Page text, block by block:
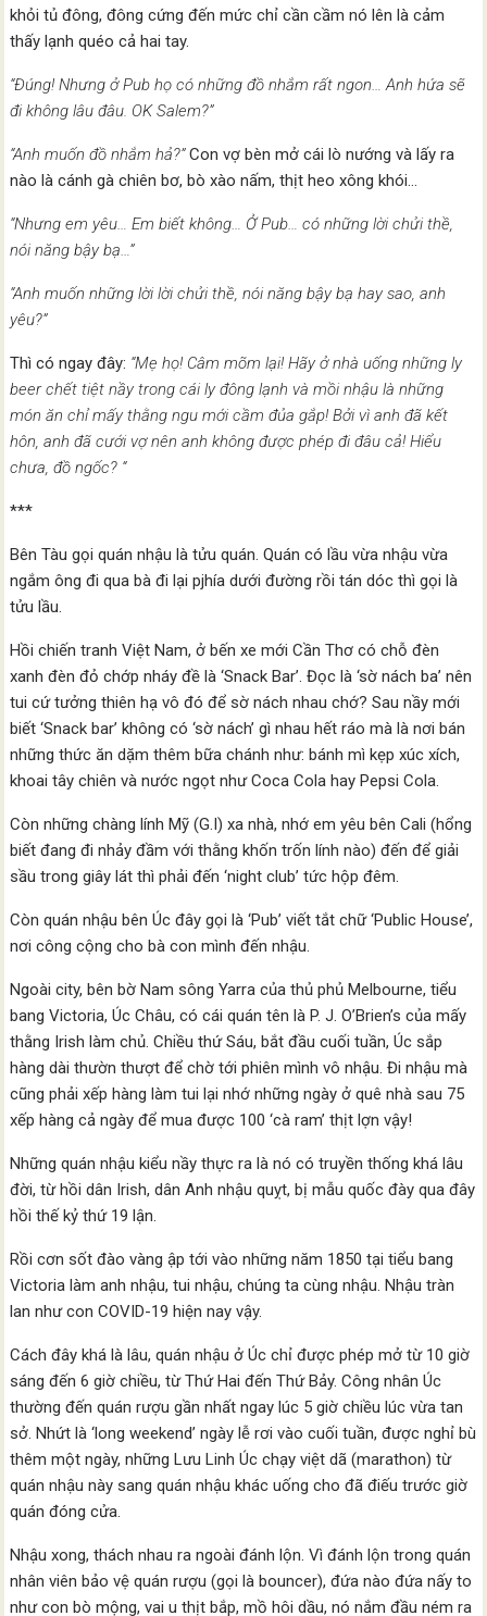
khỏi tủ đông, đông cứng đến mức chỉ cần cầm nó lên là cảm
thấy lạnh quéo cả hai tay.
“Đúng! Nhưng ở Pub họ có những đồ nhắm rất ngon… Anh hứa sẽ
đi không lâu đâu. OK Salem?”
“Anh muốn đồ nhắm hả?”Con vợ bèn mở cái lò nướng và lấy ra
nào là cánh gà chiên bơ, bò xào nấm, thịt heo xông khói…
“Nhưng em yêu… Em biết không… Ở Pub… có những lời chửi thề,
nói năng bậy bạ…”
“Anh muốn những lời lời chửi thề, nói năng bậy bạ hay sao, anh
yêu?”
Thì có ngay đây: “Mẹ họ! Câm mõm lại! Hãy ở nhà uống những ly
beer chết tiệt nầy trong cái ly đông lạnh và mồi nhậu là những
món ăn chỉ mấy thằng ngu mới cầm đủa gắp! Bởi vì anh đã kết
hôn, anh đã cưới vợ nên anh không được phép đi đâu cả! Hiểu
chưa, đồ ngốc? “
***
Bên Tàu gọi quán nhậu là tửu quán. Quán có lầu vừa nhậu vừa
ngắm ông đi qua bà đi lại pjhía dưới đường rồi tán dóc thì gọi là
tửu lầu.
Hồi chiến tranh Việt Nam, ở bến xe mới Cần Thơ có chỗ đèn
xanh đèn đỏ chớp nháy đề là ‘Snack Bar’. Đọc là ‘sờ nách ba’ nên
tui cứ tưởng thiên hạ vô đó để sờ nách nhau chớ? Sau nầy mới
biết ‘Snack bar’ không có ‘sờ nách’ gì nhau hết ráo mà là nơi bán
những thức ăn dặm thêm bữa chánh như: bánh mì kẹp xúc xích,
khoai tây chiên và nước ngọt như Coca Cola hay Pepsi Cola.
Còn những chàng lính Mỹ (G.I) xa nhà, nhớ em yêu bên Cali (hổng
biết đang đi nhảy đầm với thằng khốn trốn lính nào) đến để giải
sầu trong giây lát thì phải đến ‘night club’ tức hộp đêm.
Còn quán nhậu bên Úc đây gọi là ‘Pub’ viết tắt chữ ‘Public House’,
nơi công cộng cho bà con mình đến nhậu.
Ngoài city, bên bờ Nam sông Yarra của thủ phủ Melbourne, tiểu
bang Victoria, Úc Châu, có cái quán tên là P. J. O’Brien’s của mấy
thằng Irish làm chủ. Chiều thứ Sáu, bắt đầu cuối tuần, Úc sắp
hàng dài thườn thượt để chờ tới phiên mình vô nhậu. Đi nhậu mà
cũng phải xếp hàng làm tui lại nhớ những ngày ở quê nhà sau 75
xếp hàng cả ngày để mua được 100 ‘cà ram’ thịt lợn vậy!
Những quán nhậu kiểu nầy thực ra là nó có truyền thống khá lâu
đời, từ hồi dân Irish, dân Anh nhậu quỵt, bị mẫu quốc đày qua đây
hồi thế kỷ thứ 19 lận.
Rồi cơn sốt đào vàng ập tới vào những năm 1850 tại tiểu bang
Victoria làm anh nhậu, tui nhậu, chúng ta cùng nhậu. Nhậu tràn
lan như con COVID-19 hiện nay vậy.
Cách đây khá là lâu, quán nhậu ở Úc chỉ được phép mở từ 10 giờ
sáng đến 6 giờ chiều, từ Thứ Hai đến Thứ Bảy. Công nhân Úc
thường đến quán rượu gần nhất ngay lúc 5 giờ chiều lúc vừa tan
sở. Nhứt là ‘long weekend’ ngày lễ rơi vào cuối tuần, được nghỉ bù
thêm một ngày, những Lưu Linh Úc chạy việt dã (marathon) từ
quán nhậu này sang quán nhậu khác uống cho đã điếu trước giờ
quán đóng cửa.
Nhậu xong, thách nhau ra ngoài đánh lộn. Vì đánh lộn trong quán
nhân viên bảo vệ quán rượu (gọi là bouncer), đứa nào đứa nấy to
như con bò mộng, vai u thịt bắp, mồ hôi dầu, nó nắm đầu ném ra